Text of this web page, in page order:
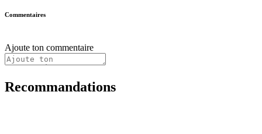
Commentaires
Ajoute ton commentaire
Recommandations